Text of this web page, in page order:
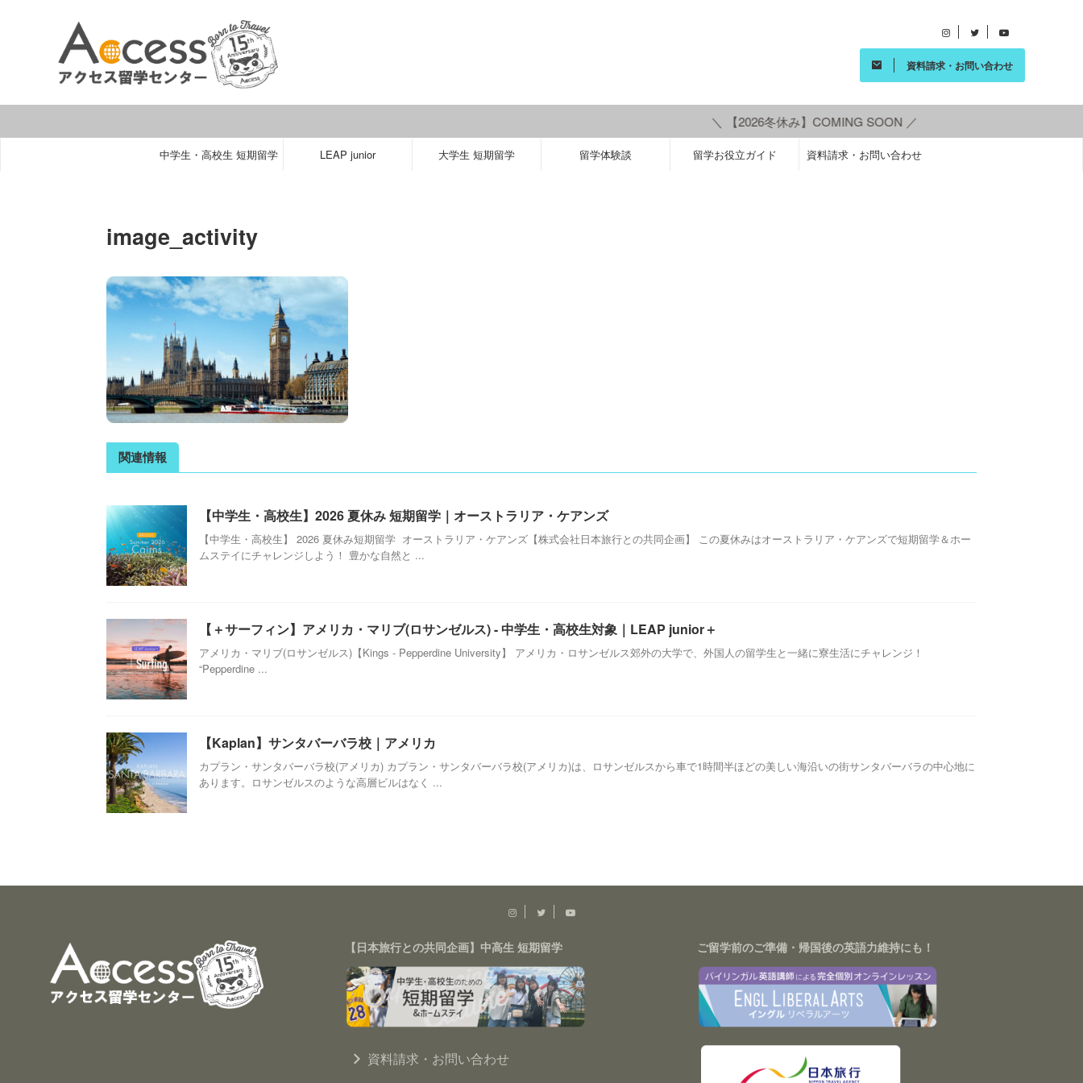
資料請求・お問い合わせ
＼ 【2026冬休み】COMING SOON ／
中学生・高校生 短期留学 LEAP junior 大学生 短期留学 留学体験談 留学お役立ガイド 資料請求・お問い合わせ
image_activity
関連情報
【中学生・高校生】2026 夏休み 短期留学｜オーストラリア・ケアンズ
【中学生・高校生】 2026 夏休み短期留学 オーストラリア・ケアンズ【株式会社日本旅行との共同企画】 この夏休みはオーストラリア・ケアンズで短期留学＆ホー
ムステイにチャレンジしよう！ 豊かな自然と ...
【＋サーフィン】アメリカ・マリブ(ロサンゼルス) - 中学生・高校生対象｜LEAP junior＋
アメリカ・マリブ(ロサンゼルス)【Kings - Pepperdine University】 アメリカ・ロサンゼルス郊外の大学で、外国人の留学生と一緒に寮生活にチャレンジ！
“Pepperdine ...
【Kaplan】サンタバーバラ校｜アメリカ
カプラン・サンタバーバラ校(アメリカ) カプラン・サンタバーバラ校(アメリカ)は、ロサンゼルスから車で1時間半ほどの美しい海沿いの街サンタバーバラの中心地に
あります。ロサンゼルスのような高層ビルはなく ...
【日本旅行との共同企画】中高生 短期留学
資料請求・お問い合わせ
ご留学前のご準備・帰国後の英語力維持にも！